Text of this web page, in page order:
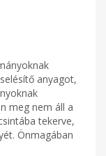
anyagot,
meg nem áll a
tekerve,
Önmagában